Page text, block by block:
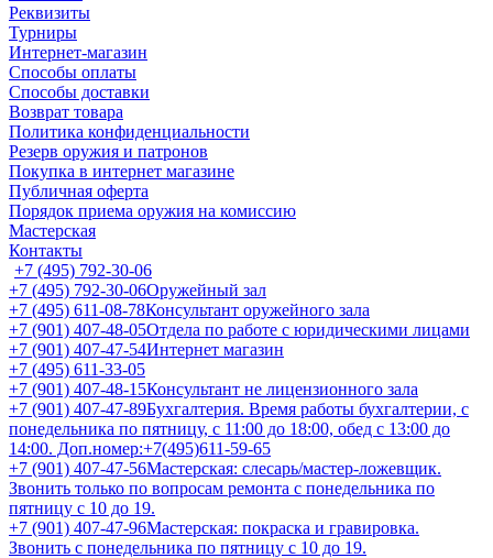
Реквизиты
Турниры
Интернет-магазин
Способы оплаты
Способы доставки
Возврат товара
Политика конфиденциальности
Резерв оружия и патронов
Покупка в интернет магазине
Публичная оферта
Порядок приема оружия на комиссию
Мастерская
Контакты
+7 (495) 792-30-06
+7 (495) 792-30-06Оружейный зал
+7 (495) 611-08-78Консультант оружейного зала
+7 (901) 407-48-05Отдела по работе с юридическими лицами
+7 (901) 407-47-54Интернет магазин
+7 (495) 611-33-05
+7 (901) 407-48-15Консультант не лицензионного зала
+7 (901) 407-47-89Бухгалтерия. Время работы бухгалтерии, с
понедельника по пятницу, с 11:00 до 18:00, обед с 13:00 до
14:00. Доп.номер:+7(495)611-59-65
+7 (901) 407-47-56Мастерская: слесарь/мастер-ложевщик.
Звонить только по вопросам ремонта с понедельника по
пятницу с 10 до 19.
+7 (901) 407-47-96Мастерская: покраска и гравировка.
Звонить с понедельника по пятницу с 10 до 19.